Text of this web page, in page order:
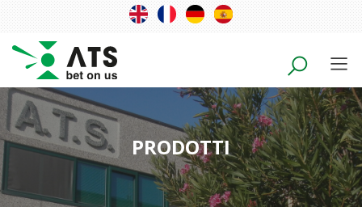
PRODOTTI